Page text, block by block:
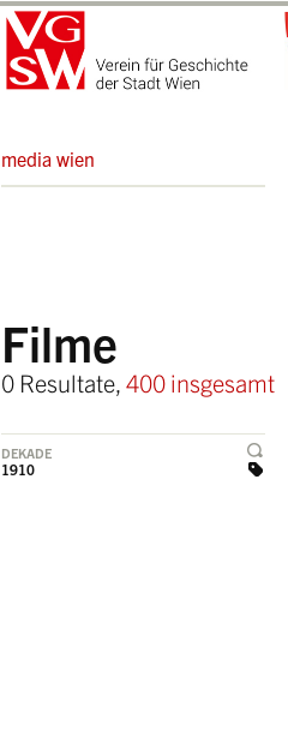
media wien
Filme
0 Resultate, 400 insgesamt
DEKADE
1910